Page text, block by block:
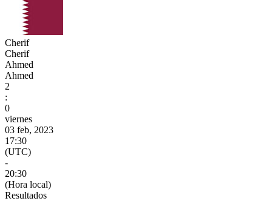
Cherif
Cherif
Ahmed
Ahmed
2
:
0
viernes
03 feb, 2023
17:30
(UTC)
-
20:30
(Hora local)
Resultados